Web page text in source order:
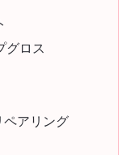
グロス
ペアリング